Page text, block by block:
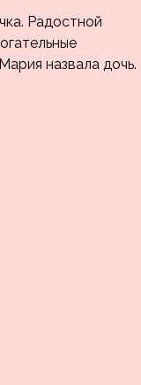
Радостной
назвала дочь.